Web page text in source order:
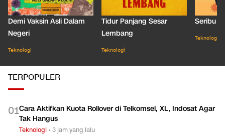
Demi Vaksin Asli Dalam
Negeri
Teknologi
Tidur Panjang Sesar
Lembang
Teknologi
Seribu
Teknologi
TERPOPULER
01Cara Aktifkan Kuota Rollover di Telkomsel, XL, Indosat Agar
Tak Hangus
Teknologi •3 jam yang lalu